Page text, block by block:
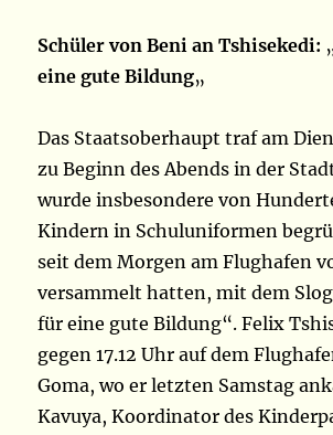
Schüler von Beni an Tshisekedi:
eine gute Bildung„
Das Staatsoberhaupt traf am
zu Beginn des Abends in der
wurde insbesondere von
Kindern in Schuluniformen
seit dem Morgen am Flughafen
versammelt hatten, mit dem
für eine gute Bildung“. Felix
gegen 17.12 Uhr auf dem
Goma, wo er letzten Samstag
Kavuya, Koordinator des